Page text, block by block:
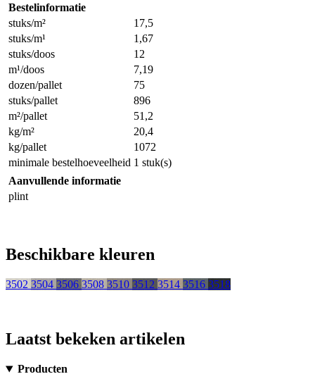
Bestelinformatie
stuks/m²
17,5
stuks/m¹
1,67
stuks/doos
12
m¹/doos
7,19
dozen/pallet
75
stuks/pallet
896
m²/pallet
51,2
kg/m²
20,4
kg/pallet
1072
minimale bestelhoeveelheid 1 stuk(s)
Aanvullende informatie
plint
Beschikbare kleuren
3502 3504 3506 3508 3510 3512 3514 3516 3518
Laatst bekeken artikelen
Producten